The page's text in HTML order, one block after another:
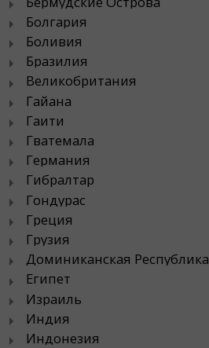
Болгария
Боливия
Бразилия
Великобритания
Гайана
Гаити
Гватемала
Германия
Гибралтар
Гондурас
Греция
Грузия
Доминиканская Республика
Египет
Израиль
Индия
Индонезия